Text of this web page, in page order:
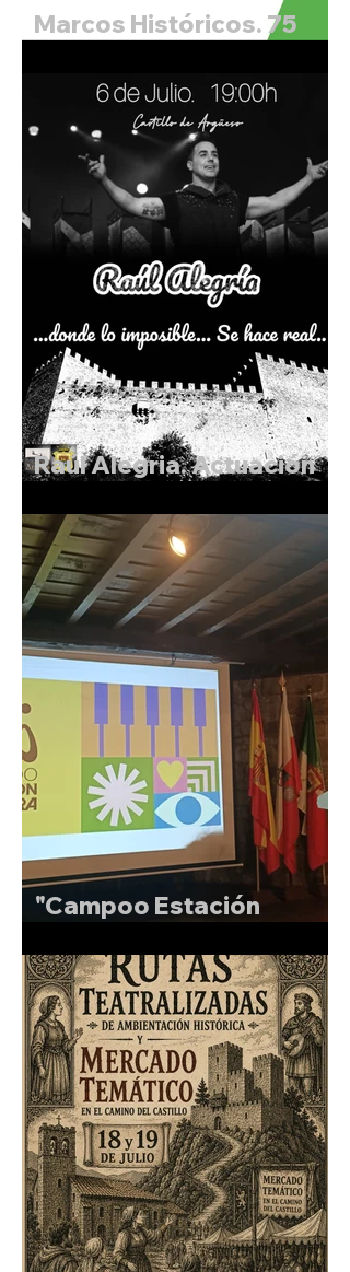
Marcos Históricos. 75
Santander. Pablo Zapico,
archilaud y Daniel
Zapico, tiorba.
Raúl Alegria. Actuación
"Campoo Estación